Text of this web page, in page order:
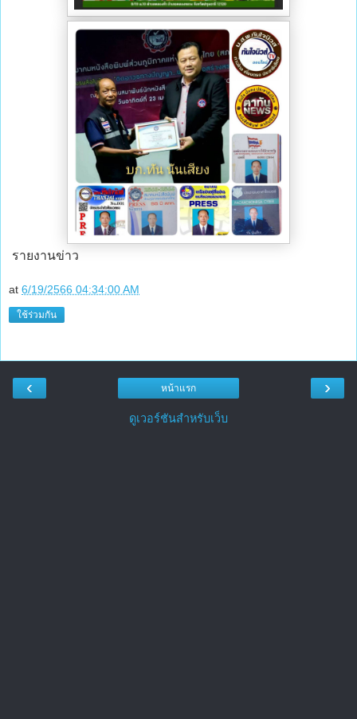
รายงานข่าว
at 6/19/2566 04:34:00 AM
ใช้ร่วมกัน
‹ ›
หน้าแรก
ดูเวอร์ชันสำหรับเว็บ